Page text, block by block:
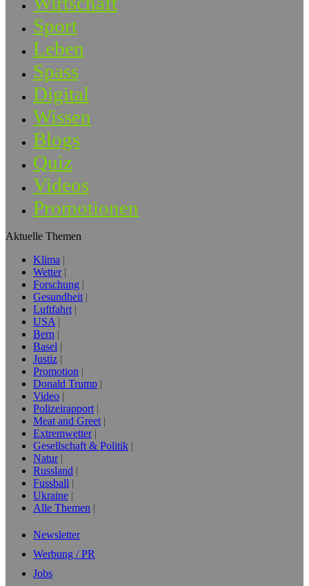
Sport
Leben
Spass
Digital
Wissen
Blogs
Quiz
Videos
Promotionen
Aktuelle Themen
Klima
Wetter
Forschung
Gesundheit
Luftfahrt
USA
Bern
Basel
Justiz
Promotion
Donald Trump
Video
Polizeirapport
Meat and Greet
Extremwetter
Gesellschaft & Politik
Natur
Russland
Fussball
Ukraine
Alle Themen
Newsletter
Werbung / PR
Jobs